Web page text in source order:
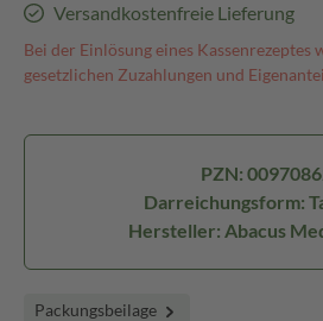
Versandkostenfreie Lieferung
Bei der Einlösung eines Kassenrezeptes
gesetzlichen Zuzahlungen und
PZN:
Darreichungsform:
Hersteller: Abacus
Packungsbeilage